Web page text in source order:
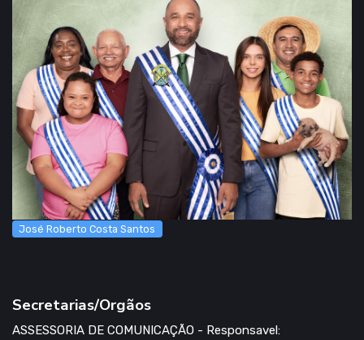
José Roberto Costa Santos
Secretarias/Orgãos
ASSESSORIA DE COMUNICAÇÃO - Responsavel: